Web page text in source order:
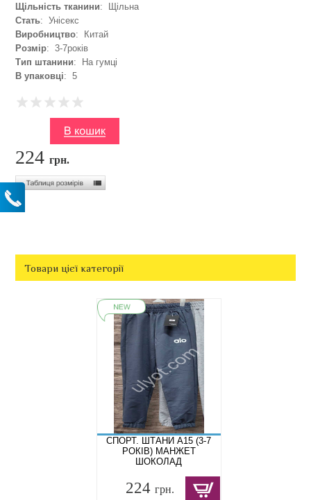
Щільність тканини: Щільна
Стать: Унісекс
Виробництво: Китай
Розмір: 3-7років
Тип штанини: На гумці
В упаковці: 5
224грн.
Товари цієї категорії
СПОРТ. ШТАНИ A15 (3-7
РОКІВ) МАНЖЕТ
ШОКОЛАД
224 грн.